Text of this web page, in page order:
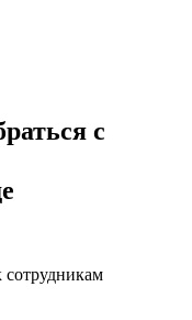
с
сотрудникам